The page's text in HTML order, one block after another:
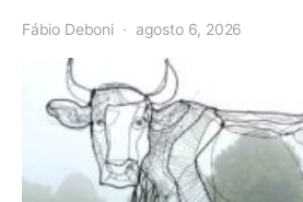
Fábio Deboni agosto 6, 2026